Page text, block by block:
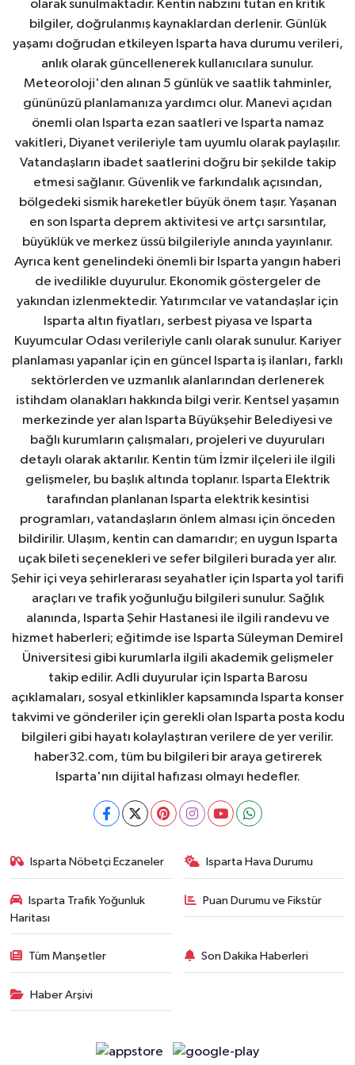
olarak sunulmaktadır. Kentin nabzını tutan en kritik
bilgiler, doğrulanmış kaynaklardan derlenir. Günlük
yaşamı doğrudan etkileyen Isparta hava durumu verileri,
anlık olarak güncellenerek kullanıcılara sunulur.
Meteoroloji'den alınan 5 günlük ve saatlik tahminler,
gününüzü planlamanıza yardımcı olur. Manevi açıdan
önemli olan Isparta ezan saatleri ve Isparta namaz
vakitleri, Diyanet verileriyle tam uyumlu olarak paylaşılır.
Vatandaşların ibadet saatlerini doğru bir şekilde takip
etmesi sağlanır. Güvenlik ve farkındalık açısından,
bölgedeki sismik hareketler büyük önem taşır. Yaşanan
en son Isparta deprem aktivitesi ve artçı sarsıntılar,
büyüklük ve merkez üssü bilgileriyle anında yayınlanır.
Ayrıca kent genelindeki önemli bir Isparta yangın haberi
de ivedilikle duyurulur. Ekonomik göstergeler de
yakından izlenmektedir. Yatırımcılar ve vatandaşlar için
Isparta altın fiyatları, serbest piyasa ve Isparta
Kuyumcular Odası verileriyle canlı olarak sunulur. Kariyer
planlaması yapanlar için en güncel Isparta iş ilanları, farklı
sektörlerden ve uzmanlık alanlarından derlenerek
istihdam olanakları hakkında bilgi verir. Kentsel yaşamın
merkezinde yer alan Isparta Büyükşehir Belediyesi ve
bağlı kurumların çalışmaları, projeleri ve duyuruları
detaylı olarak aktarılır. Kentin tüm İzmir ilçeleri ile ilgili
gelişmeler, bu başlık altında toplanır. Isparta Elektrik
tarafından planlanan Isparta elektrik kesintisi
programları, vatandaşların önlem alması için önceden
bildirilir. Ulaşım, kentin can damarıdır; en uygun Isparta
uçak bileti seçenekleri ve sefer bilgileri burada yer alır.
Şehir içi veya şehirlerarası seyahatler için Isparta yol tarifi
araçları ve trafik yoğunluğu bilgileri sunulur. Sağlık
alanında, Isparta Şehir Hastanesi ile ilgili randevu ve
hizmet haberleri; eğitimde ise Isparta Süleyman Demirel
Üniversitesi gibi kurumlarla ilgili akademik gelişmeler
takip edilir. Adli duyurular için Isparta Barosu
açıklamaları, sosyal etkinlikler kapsamında Isparta konser
takvimi ve gönderiler için gerekli olan Isparta posta kodu
bilgileri gibi hayatı kolaylaştıran verilere de yer verilir.
haber32.com, tüm bu bilgileri bir araya getirerek
Isparta'nın dijital hafızası olmayı hedefler.
Isparta Nöbetçi Eczaneler Isparta Hava Durumu
Isparta Trafik Yoğunluk
Haritası
Puan Durumu ve Fikstür
Tüm Manşetler Son Dakika Haberleri
Haber Arşivi